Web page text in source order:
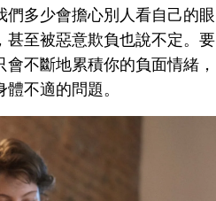
多少會擔心別人看自己的眼
甚至被惡意欺負也說不定。要
不斷地累積你的負面情緒，
不適的問題。